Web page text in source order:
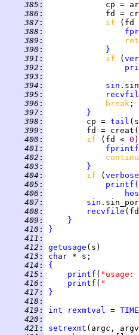
385 :
cp =
386 :
fd =
387 : if
(fd
388 :
389 :
390 :
}
391 : if (
392 :
393 :
394 : sin
395 :
396 : break
397 :
}
398 :
         cp =
tail
399 :
fd =
400 : if (fd < 0
401 :
fprintf
402 :
403 :
}
404 : if ( verbose
405 : printf (
406 :
407 : sin
408 : recvfile
409 :
}
410 :
}
411 :
412 : getusage
413 : char
414 :
{
415 : printf (
416 : printf ( "
417 :
}
418 :
419 : int rexmtval =
420 :
421 :
setrexmt